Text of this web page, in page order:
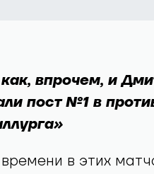
впрочем, и
пост №1 в
в этих